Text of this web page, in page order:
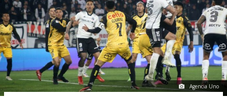
Agencia Uno